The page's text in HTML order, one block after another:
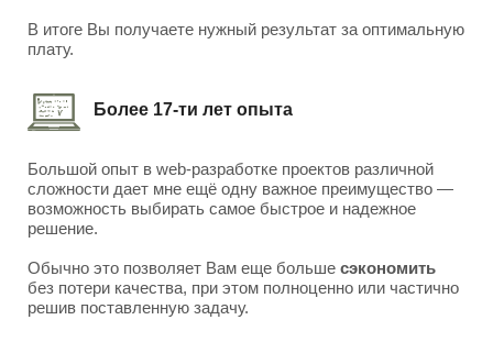
В итоге Вы получаете нужный результат за оптимальную
плату.
Более 17-ти лет опыта
Большой опыт в web-разработке проектов различной
сложности дает мне ещё одну важное преимущество —
возможность выбирать самое быстрое и надежное
решение.
Обычно это позволяет Вам еще больше сэкономить
без потери качества, при этом полноценно или частично
решив поставленную задачу.